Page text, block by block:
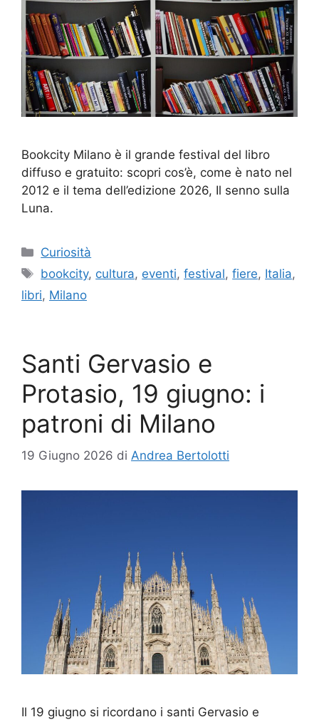
Bookcity Milano è il grande festival del libro
diffuso e gratuito: scopri cos’è, come è nato nel
2012 e il tema dell’edizione 2026, Il senno sulla
Luna.
Categorie
Curiosità
Tag
bookcity, cultura, eventi,festival,fiere, Italia,
libri, Milano
Santi Gervasio e
Protasio, 19 giugno: i
patroni di Milano
19 Giugno 2026 di Andrea Bertolotti
Il 19 giugno si ricordano i santi Gervasio e